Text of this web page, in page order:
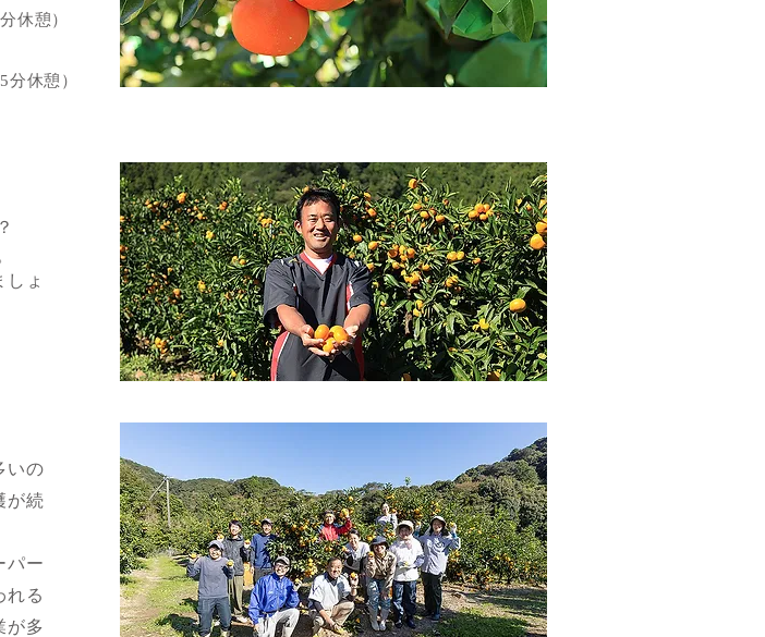
休憩）
休憩）
ょ
いの
が続
パー
れる
が多